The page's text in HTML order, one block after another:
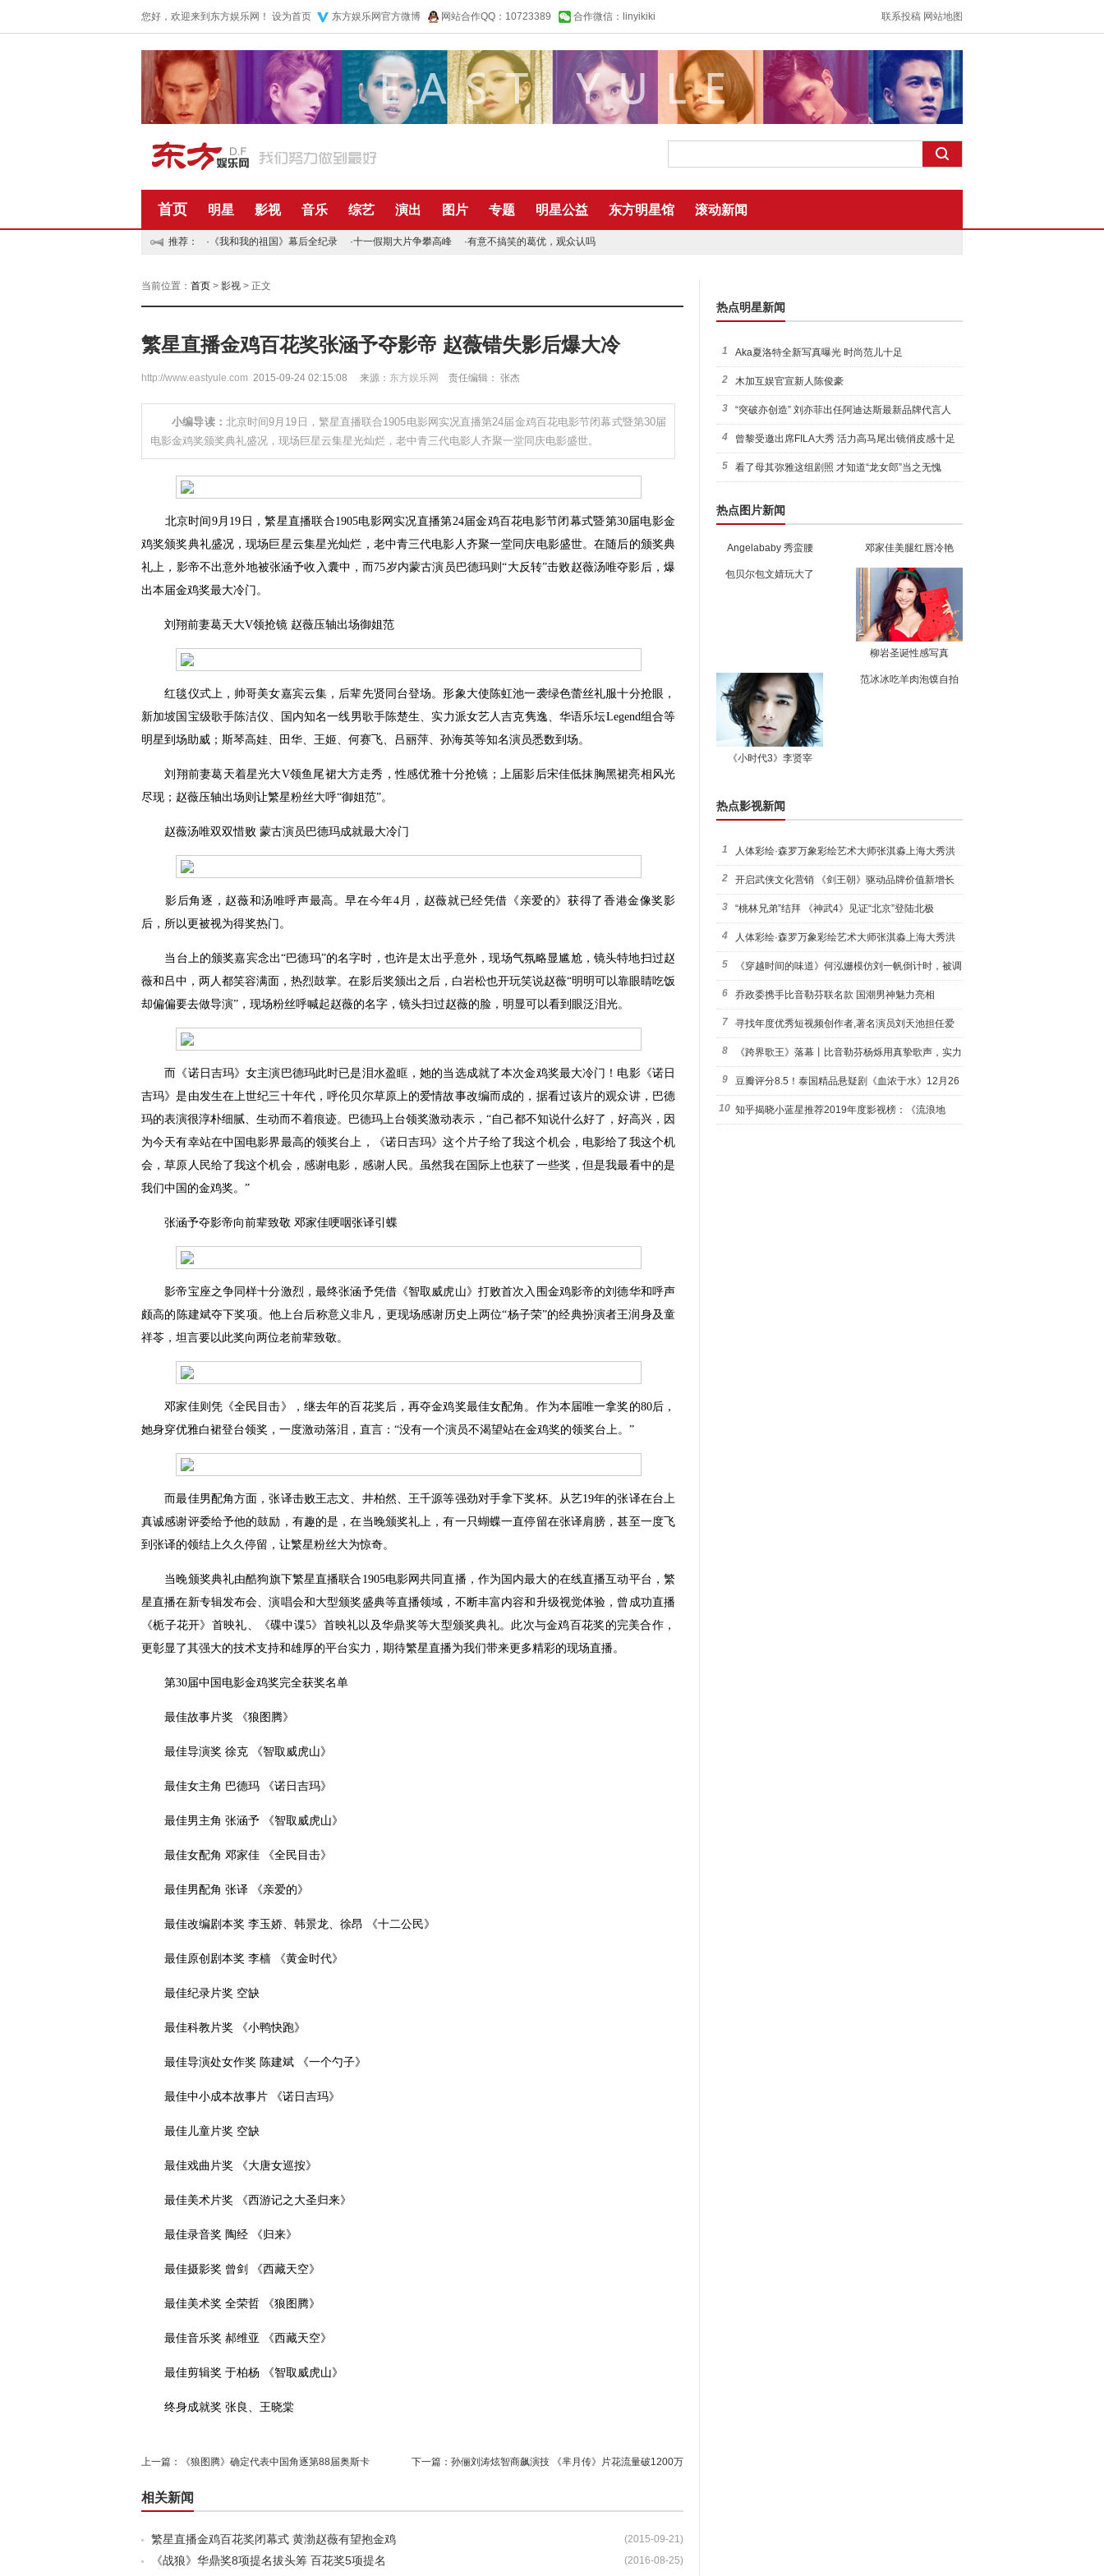
您好，欢迎来到东方娱乐网！ 设为首页 东方娱乐网官方微博 网站合作QQ：10723389 合作微信：linyikiki 联系投稿 网站地图
首页 明星 影视 音乐 综艺 演出 图片 专题 明星公益 东方明星馆 滚动新闻
推荐： · 《我和我的祖国》幕后全纪录 ·十一假期大片争攀高峰 ·有意不搞笑的葛优，观众认吗
当前位置： 首页 > 影视 > 正文
繁星直播金鸡百花奖张涵予夺影帝 赵薇错失影后爆大冷
http://www.eastyule.com 2015-09-24 02:15:08 来源： 东方娱乐网 责任编辑： 张杰
小编导读： 北京时间9月19日，繁星直播联合1905电影网实况直播第24届金鸡百花电影节闭幕式暨第30届
电影金鸡奖颁奖典礼盛况，现场巨星云集星光灿烂，老中青三代电影人齐聚一堂同庆电影盛世。
北京时间9月19日，繁星直播联合1905电影网实况直播第24届金鸡百花电影节闭幕式暨第30届电影金
鸡奖颁奖典礼盛况，现场巨星云集星光灿烂，老中青三代电影人齐聚一堂同庆电影盛世。在随后的颁奖典
礼上，影帝不出意外地被张涵予收入囊中，而75岁内蒙古演员巴德玛则“大反转”击败赵薇汤唯夺影后，爆
出本届金鸡奖最大冷门。
刘翔前妻葛天大V领抢镜 赵薇压轴出场御姐范
红毯仪式上，帅哥美女嘉宾云集，后辈先贤同台登场。形象大使陈虹池一袭绿色蕾丝礼服十分抢眼，
新加坡国宝级歌手陈洁仪、国内知名一线男歌手陈楚生、实力派女艺人吉克隽逸、华语乐坛Legend组合等
明星到场助威；斯琴高娃、田华、王姬、何赛飞、吕丽萍、孙海英等知名演员悉数到场。
刘翔前妻葛天着星光大V领鱼尾裙大方走秀，性感优雅十分抢镜；上届影后宋佳低抹胸黑裙亮相风光
尽现；赵薇压轴出场则让繁星粉丝大呼“御姐范”。
赵薇汤唯双双惜败 蒙古演员巴德玛成就最大冷门
影后角逐，赵薇和汤唯呼声最高。早在今年4月，赵薇就已经凭借《亲爱的》获得了香港金像奖影
后，所以更被视为得奖热门。
当台上的颁奖嘉宾念出“巴德玛”的名字时，也许是太出乎意外，现场气氛略显尴尬，镜头特地扫过赵
薇和吕中，两人都笑容满面，热烈鼓掌。在影后奖颁出之后，白岩松也开玩笑说赵薇“明明可以靠眼睛吃饭
却偏偏要去做导演”，现场粉丝呼喊起赵薇的名字，镜头扫过赵薇的脸，明显可以看到眼泛泪光。
而《诺日吉玛》女主演巴德玛此时已是泪水盈眶，她的当选成就了本次金鸡奖最大冷门！电影《诺日
吉玛》是由发生在上世纪三十年代，呼伦贝尔草原上的爱情故事改编而成的，据看过该片的观众讲，巴德
玛的表演很淳朴细腻、生动而不着痕迹。巴德玛上台领奖激动表示，“自己都不知说什么好了，好高兴，因
为今天有幸站在中国电影界最高的领奖台上，《诺日吉玛》这个片子给了我这个机会，电影给了我这个机
会，草原人民给了我这个机会，感谢电影，感谢人民。虽然我在国际上也获了一些奖，但是我最看中的是
我们中国的金鸡奖。”
张涵予夺影帝向前辈致敬 邓家佳哽咽张译引蝶
影帝宝座之争同样十分激烈，最终张涵予凭借《智取威虎山》打败首次入围金鸡影帝的刘德华和呼声
颇高的陈建斌夺下奖项。他上台后称意义非凡，更现场感谢历史上两位“杨子荣”的经典扮演者王润身及童
祥苓，坦言要以此奖向两位老前辈致敬。
邓家佳则凭《全民目击》，继去年的百花奖后，再夺金鸡奖最佳女配角。作为本届唯一拿奖的80后，
她身穿优雅白裙登台领奖，一度激动落泪，直言：“没有一个演员不渴望站在金鸡奖的领奖台上。”
而最佳男配角方面，张译击败王志文、井柏然、王千源等强劲对手拿下奖杯。从艺19年的张译在台上
真诚感谢评委给予他的鼓励，有趣的是，在当晚颁奖礼上，有一只蝴蝶一直停留在张译肩膀，甚至一度飞
到张译的领结上久久停留，让繁星粉丝大为惊奇。
当晚颁奖典礼由酷狗旗下繁星直播联合1905电影网共同直播，作为国内最大的在线直播互动平台，繁
星直播在新专辑发布会、演唱会和大型颁奖盛典等直播领域，不断丰富内容和升级视觉体验，曾成功直播
《栀子花开》首映礼、《碟中谍5》首映礼以及华鼎奖等大型颁奖典礼。此次与金鸡百花奖的完美合作，
更彰显了其强大的技术支持和雄厚的平台实力，期待繁星直播为我们带来更多精彩的现场直播。
第30届中国电影金鸡奖完全获奖名单
最佳故事片奖 《狼图腾》
最佳导演奖 徐克 《智取威虎山》
最佳女主角 巴德玛 《诺日吉玛》
最佳男主角 张涵予 《智取威虎山》
最佳女配角 邓家佳 《全民目击》
最佳男配角 张译 《亲爱的》
最佳改编剧本奖 李玉娇、韩景龙、徐昂 《十二公民》
最佳原创剧本奖 李樯 《黄金时代》
最佳纪录片奖 空缺
最佳科教片奖 《小鸭快跑》
最佳导演处女作奖 陈建斌 《一个勺子》
最佳中小成本故事片 《诺日吉玛》
最佳儿童片奖 空缺
最佳戏曲片奖 《大唐女巡按》
最佳美术片奖 《西游记之大圣归来》
最佳录音奖 陶经 《归来》
最佳摄影奖 曾剑 《西藏天空》
最佳美术奖 全荣哲 《狼图腾》
最佳音乐奖 郝维亚 《西藏天空》
最佳剪辑奖 于柏杨 《智取威虎山》
终身成就奖 张良、王晓棠
上一篇： 《狼图腾》确定代表中国角逐第88届奥斯卡 下一篇： 孙俪刘涛炫智商飙演技 《芈月传》片花流量破1200万
相关新闻
(2015-09-21)
繁星直播金鸡百花奖闭幕式 黄渤赵薇有望抱金鸡
(2016-08-25)
《战狼》华鼎奖8项提名拔头筹 百花奖5项提名
热点明星新闻
1 Aka夏洛特全新写真曝光 时尚范儿十足
2 木加互娱官宣新人陈俊豪
3 “突破亦创造” 刘亦菲出任阿迪达斯最新品牌代言人
引爆
4 曾黎受邀出席FILA大秀 活力高马尾出镜俏皮感十足
5 看了母其弥雅这组剧照 才知道“龙女郎”当之无愧
热点图片新闻
Angelababy 秀蛮腰 邓家佳美腿红唇冷艳
包贝尔包文婧玩大了
柳岩圣诞性感写真
《小时代3》李贤宰
范冰冰吃羊肉泡馍自拍
热点影视新闻
1 人体彩绘·森罗万象彩绘艺术大师张淇淼上海大秀洪
荒宇宙
2 开启武侠文化营销 《剑王朝》驱动品牌价值新增长
3 “桃林兄弟”结拜 《神武4》见证“北京”登陆北极
4 人体彩绘·森罗万象彩绘艺术大师张淇淼上海大秀洪
荒宇宙
5 《穿越时间的味道》何泓姗模仿刘一帆倒计时，被调
侃“学人
6 乔政委携手比音勒芬联名款 国潮男神魅力亮相
7 寻找年度优秀短视频创作者,著名演员刘天池担任爱
奇艺号"奇
8 《跨界歌王》落幕丨比音勒芬杨烁用真挚歌声，实力
圈粉!
9 豆瓣评分8.5！泰国精品悬疑剧《血浓于水》12月26
日西瓜视
10 知乎揭晓小蓝星推荐2019年度影视榜：《流浪地